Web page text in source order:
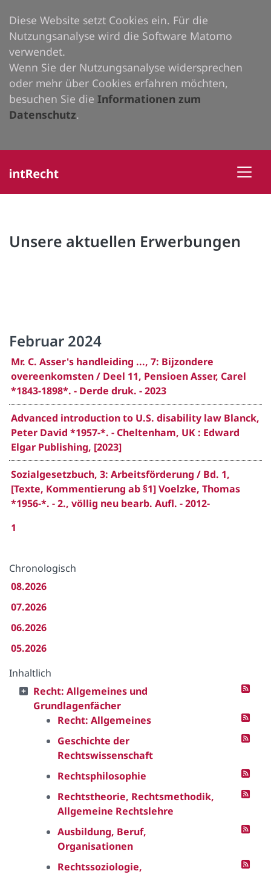
Diese Website setzt Cookies ein. Für die
Nutzungsanalyse wird die Software Matomo
verwendet.
Wenn Sie der Nutzungsanalyse widersprechen
oder mehr über Cookies erfahren möchten,
besuchen Sie die Informationen zum
Datenschutz.
Unsere aktuellen Erwerbungen
Februar 2024
Mr. C. Asser's handleiding ..., 7: Bijzondere
overeenkomsten / Deel 11, Pensioen Asser, Carel
*1843-1898*. - Derde druk. - 2023
Advanced introduction to U.S. disability law Blanck,
Peter David *1957-*. - Cheltenham, UK : Edward
Elgar Publishing, [2023]
Sozialgesetzbuch, 3: Arbeitsförderung / Bd. 1,
[Texte, Kommentierung ab §1] Voelzke, Thomas
*1956-*. - 2., völlig neu bearb. Aufl. - 2012-
1
Chronologisch
08.2026
07.2026
06.2026
05.2026
Inhaltlich
Recht: Allgemeines und
Grundlagenfächer
Recht: Allgemeines
Geschichte der
Rechtswissenschaft
Rechtsphilosophie
Rechtstheorie, Rechtsmethodik,
Allgemeine Rechtslehre
Ausbildung, Beruf,
Organisationen
Rechtssoziologie,